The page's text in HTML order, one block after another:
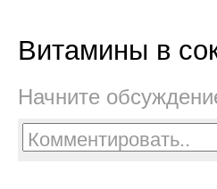
Витамины в
Начните